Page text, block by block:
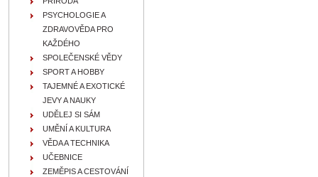
PSYCHOLOGIE A
ZDRAVOVĚDA PRO
KAŽDÉHO
SPOLEČENSKÉ VĚDY
SPORT A HOBBY
TAJEMNÉ A EXOTICKÉ
JEVY A NAUKY
UDĚLEJ SI SÁM
UMĚNÍ A KULTURA
VĚDA A TECHNIKA
UČEBNICE
ZEMĚPIS A CESTOVÁNÍ